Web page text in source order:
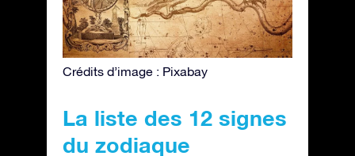
Crédits d’image : Pixabay
La liste des 12 signes
du zodiaque